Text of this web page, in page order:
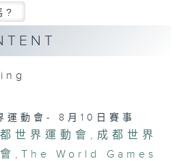
?
運動會- 8月10日賽事
世界運動會 , 成都世界
, The World Games